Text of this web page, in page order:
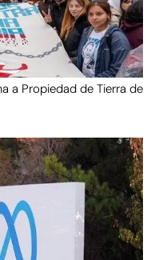
a Propiedad de Tierra de